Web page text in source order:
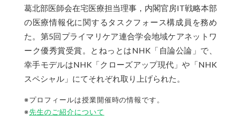
葛北部医師会在宅医療担当理事，内閣官房IT戦略本部
の医療情報化に関するタスクフォース構成員を務め
た。第5回プライマリケア連合学会地域ケアネットワ
ーク優秀賞受賞。とねっとはNHK「自論公論」で、
幸手モデルはNHK「クローズアップ現代」や「NHK
スペシャル」にてそれぞれ取り上げられた。
※プロフィールは授業開催時の情報です。
※先生のご紹介について